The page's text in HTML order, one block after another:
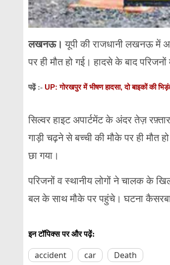
लखनऊ।यूपी की राजधानी लखनऊ में
पर ही मौत हो गई। हादसे के बाद
पढ़ें :- UP: गोरखपुर में भीषण हादसा, दो बाइकों की
सिल्वर हाइट अपार्टमेंट के अंदर तेज़
गाड़ी चढ़ने से बच्ची की मौके पर ही मौत
छा गया।
परिजनों व स्थानीय लोगों ने चालक के
बल के साथ मौके पर पहुंचे। घटना
इन टॉपिक्स पर और पढ़ें:
accident car Death